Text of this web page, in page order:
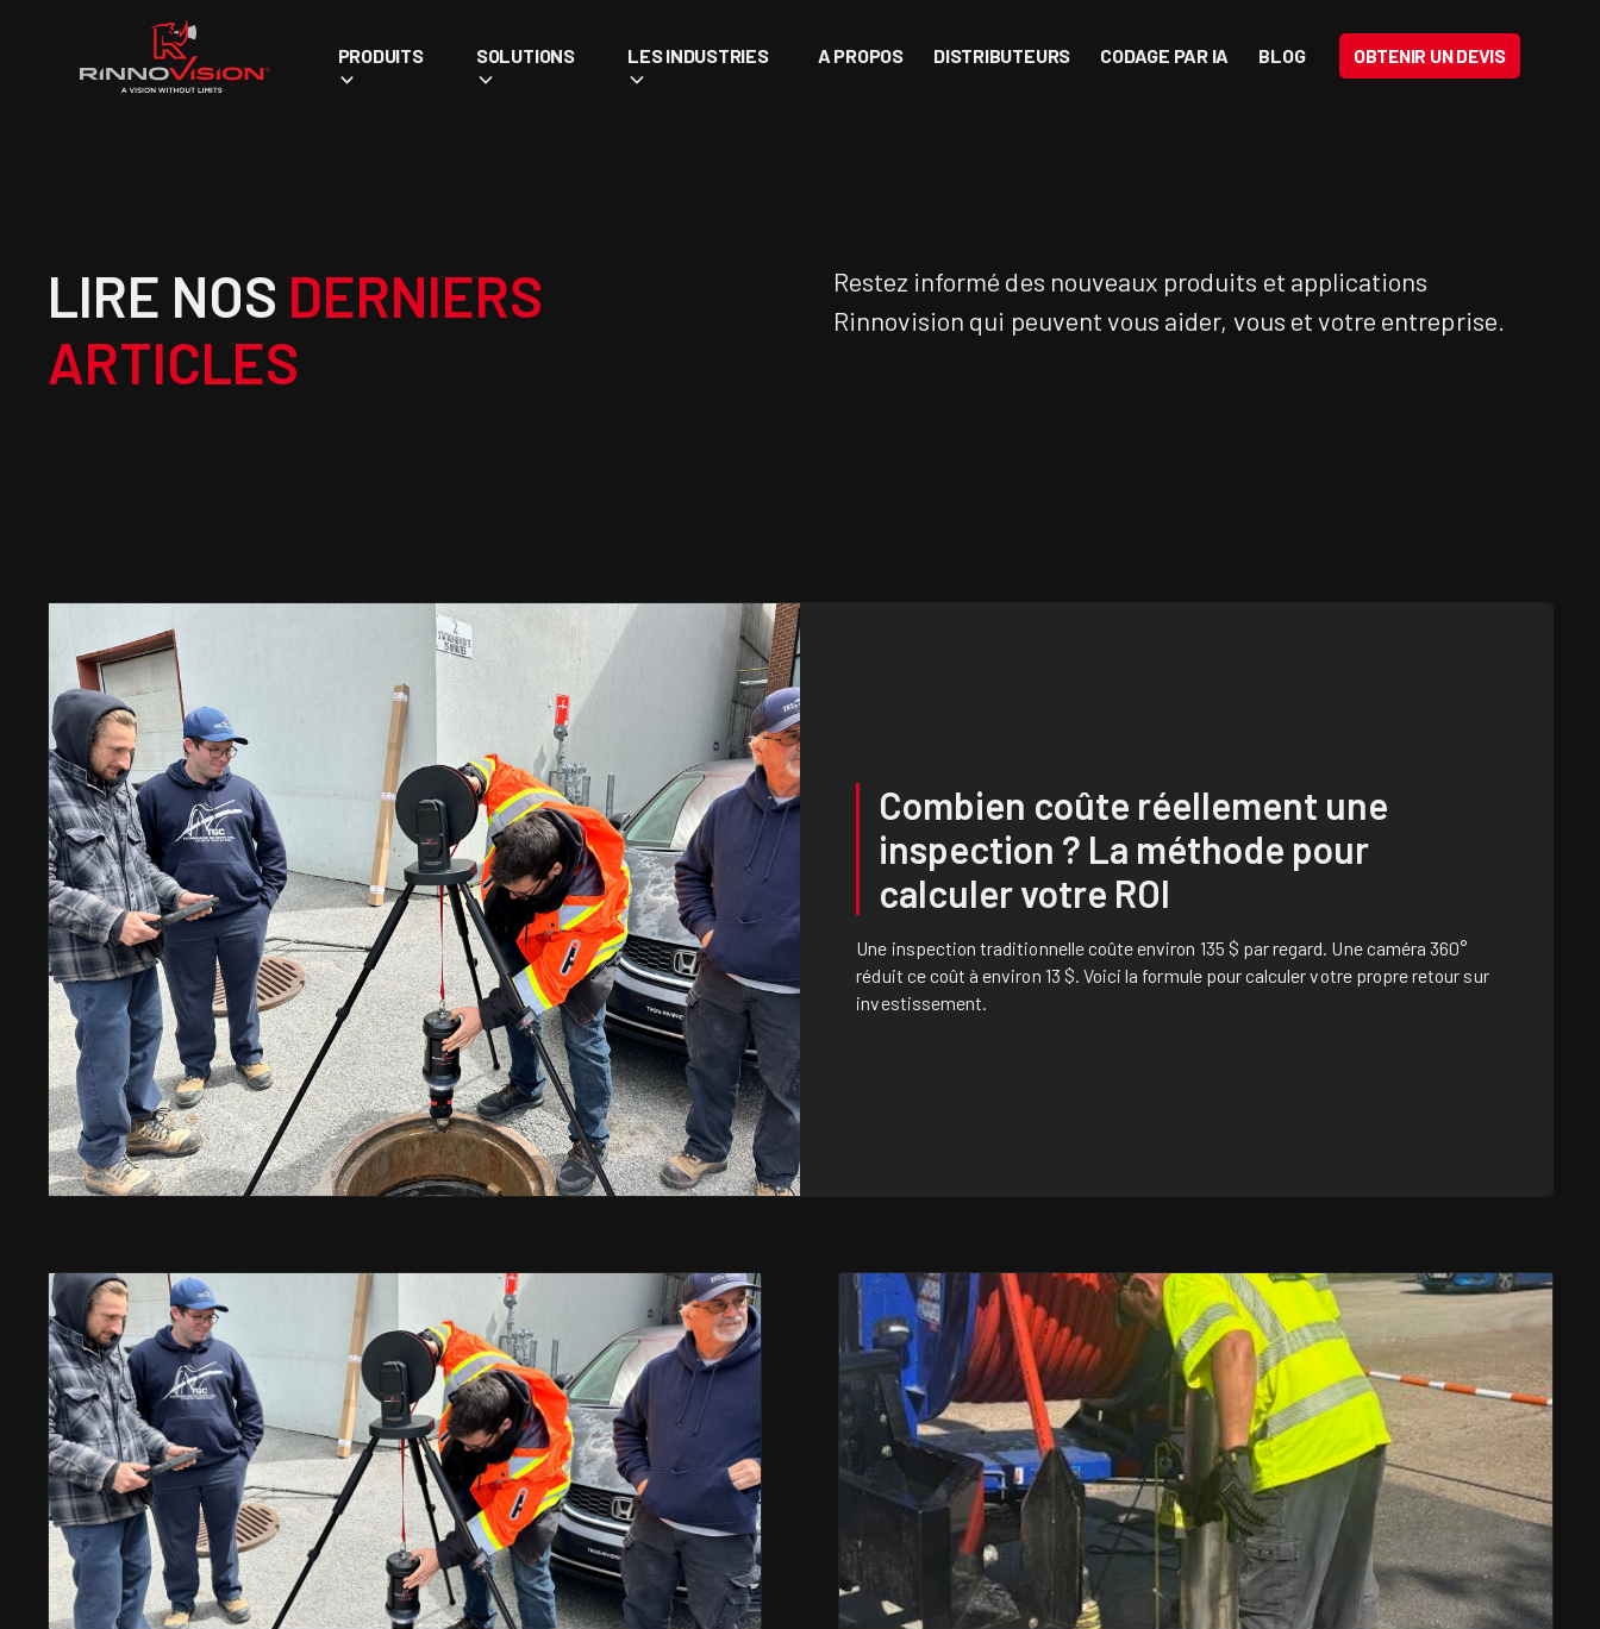
PRODUITS SOLUTIONS LES INDUSTRIES A PROPOS DISTRIBUTEURS CODAGE PAR IA BLOG OBTENIR UN DEVIS
LIRE NOS DERNIERS
ARTICLES
Restez informé des nouveaux produits et applications
Rinnovision qui peuvent vous aider, vous et votre entreprise.
Combien coûte réellement une
inspection ? La méthode pour
calculer votre ROI
Une inspection traditionnelle coûte environ 135 $ par regard. Une caméra 360°
réduit ce coût à environ 13 $. Voici la formule pour calculer votre propre retour sur
investissement.